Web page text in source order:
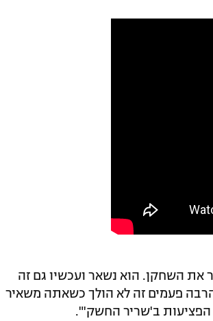
את השחקן. הוא נשאר ועכשיו גם זה
פעמים זה לא הולך כשאתה משאיר
הפציעות ב'שריר החשק'".